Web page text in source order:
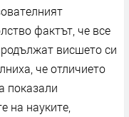
фактът, че все
висшето си
че отличието
показали
на науките,